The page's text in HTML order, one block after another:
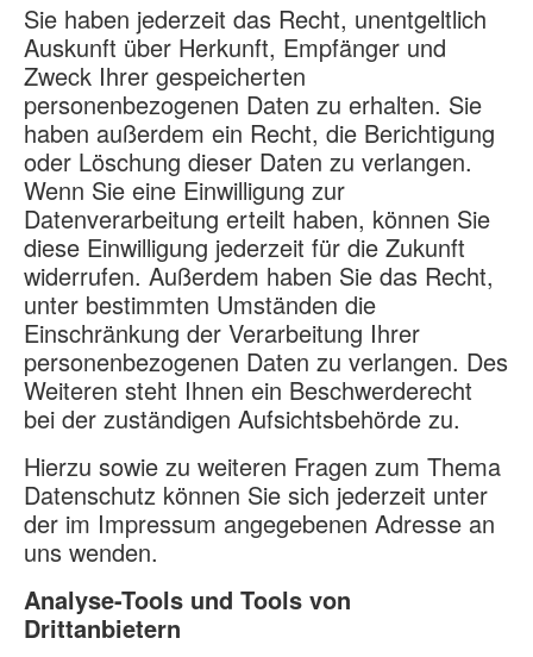
Sie haben jederzeit das Recht, unentgeltlich
Auskunft über Herkunft, Empfänger und
Zweck Ihrer gespeicherten
personenbezogenen Daten zu erhalten. Sie
haben außerdem ein Recht, die Berichtigung
oder Löschung dieser Daten zu verlangen.
Wenn Sie eine Einwilligung zur
Datenverarbeitung erteilt haben, können Sie
diese Einwilligung jederzeit für die Zukunft
widerrufen. Außerdem haben Sie das Recht,
unter bestimmten Umständen die
Einschränkung der Verarbeitung Ihrer
personenbezogenen Daten zu verlangen. Des
Weiteren steht Ihnen ein Beschwerderecht
bei der zuständigen Aufsichtsbehörde zu.
Hierzu sowie zu weiteren Fragen zum Thema
Datenschutz können Sie sich jederzeit unter
der im Impressum angegebenen Adresse an
uns wenden.
Analyse-Tools und Tools von
Drittanbietern